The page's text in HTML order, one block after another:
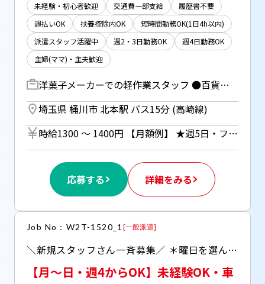
未経験・初心者歓迎 交通費一部支給
履歴書不要
週払いOK
扶養控除内OK
短時間勤務OK(1日4h以内)
派遣スタッフ活躍中
週2・3日勤務OK
週4日勤務OK
主婦(ママ)・主夫歓迎
洋菓子メーカーでの軽作業スタッフ ●百貨店で人気のお菓子取り扱い！ ・出来上がったクッキーなどの検品チェック ・商品の箱詰め、包装、シール貼り ・材料の仕込み、生地を並べる ・その他、作業スペースの掃除など 【オススメPOINT】━━━━━━━━━━━━━ ＊難しい機械操作ナシ♪ ＊20名以上のチームで困った時は相談できる環境！ ＊【社割あり】おトクにお菓子も買える♪
埼玉県 桶川市 北本駅 バス15分 (高崎線)
時給1300 〜 1400円 【月額例】 ★週5日・フルタイムの場合 23万5200円（時給1400円×実働8h×21日） ※月額例は一例であり、保証するものではありません。 ※車通勤の場合はガソリン代支給（規定あり） ※週5日勤務：時給1400円 ※週3～4日勤務：時給1300円 ◆週払い（規定あり）利用OK！※ご本人様からお仕事紹介時に申請があった場合のみ適用（初回2ヵ月間のみ、以降月払い制。マイナンバー＆扶養控除申告書の提出が必要です。）
応募する 詳細をみる
Job No：W2T-1520_1 [一般派遣]
＼新規スタッフさん一斉募集／ ＊曜日を選んで週4から！ ＊車、バイクでの通勤もOK
【月～日・週4からOK】未経験OK・車